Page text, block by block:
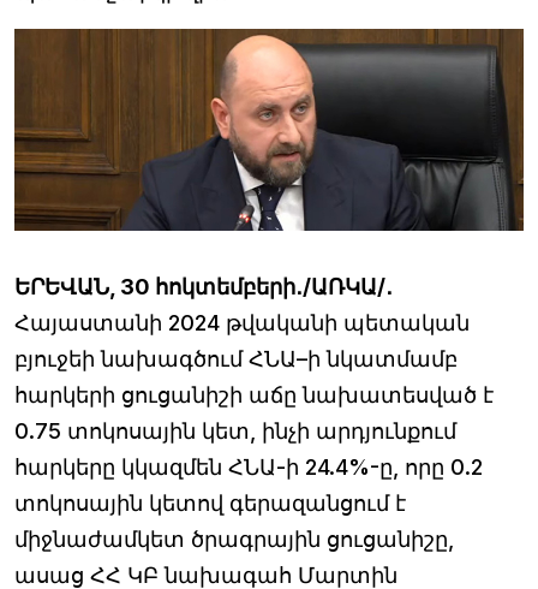
ԵՐԵՎԱՆ, 30 հոկտեմբերի․/ԱՌԿԱ/․
Հայաստանի 2024 թվականի պետական
բյուջեի նախագծում ՀՆԱ–ի նկատմամբ
հարկերի ցուցանիշի աճը նախատեսված է
0.75 տոկոսային կետ, ինչի արդյունքում
հարկերը կկազմեն ՀՆԱ-ի 24.4%-ը, որը 0.2
տոկոսային կետով գերազանցում է
միջնաժամկետ ծրագրային ցուցանիշը,
ասաց ՀՀ ԿԲ նախագահ Մարտին